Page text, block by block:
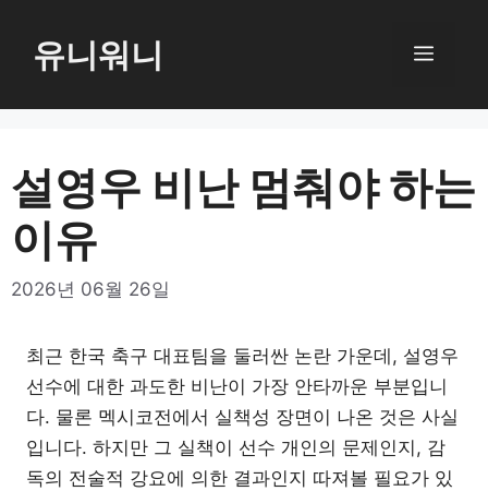
로
뛰
기
유니워니 메
설영우 비난 멈춰야 하는
이유
2026년 06월 26일
최근 한국 축구 대표팀을 둘러싼 논란 가운데, 설영우
선수에 대한 과도한 비난이 가장 안타까운 부분입니
다. 물론 멕시코전에서 실책성 장면이 나온 것은 사실
입니다. 하지만 그 실책이 선수 개인의 문제인지, 감
독의 전술적 강요에 의한 결과인지 따져볼 필요가 있